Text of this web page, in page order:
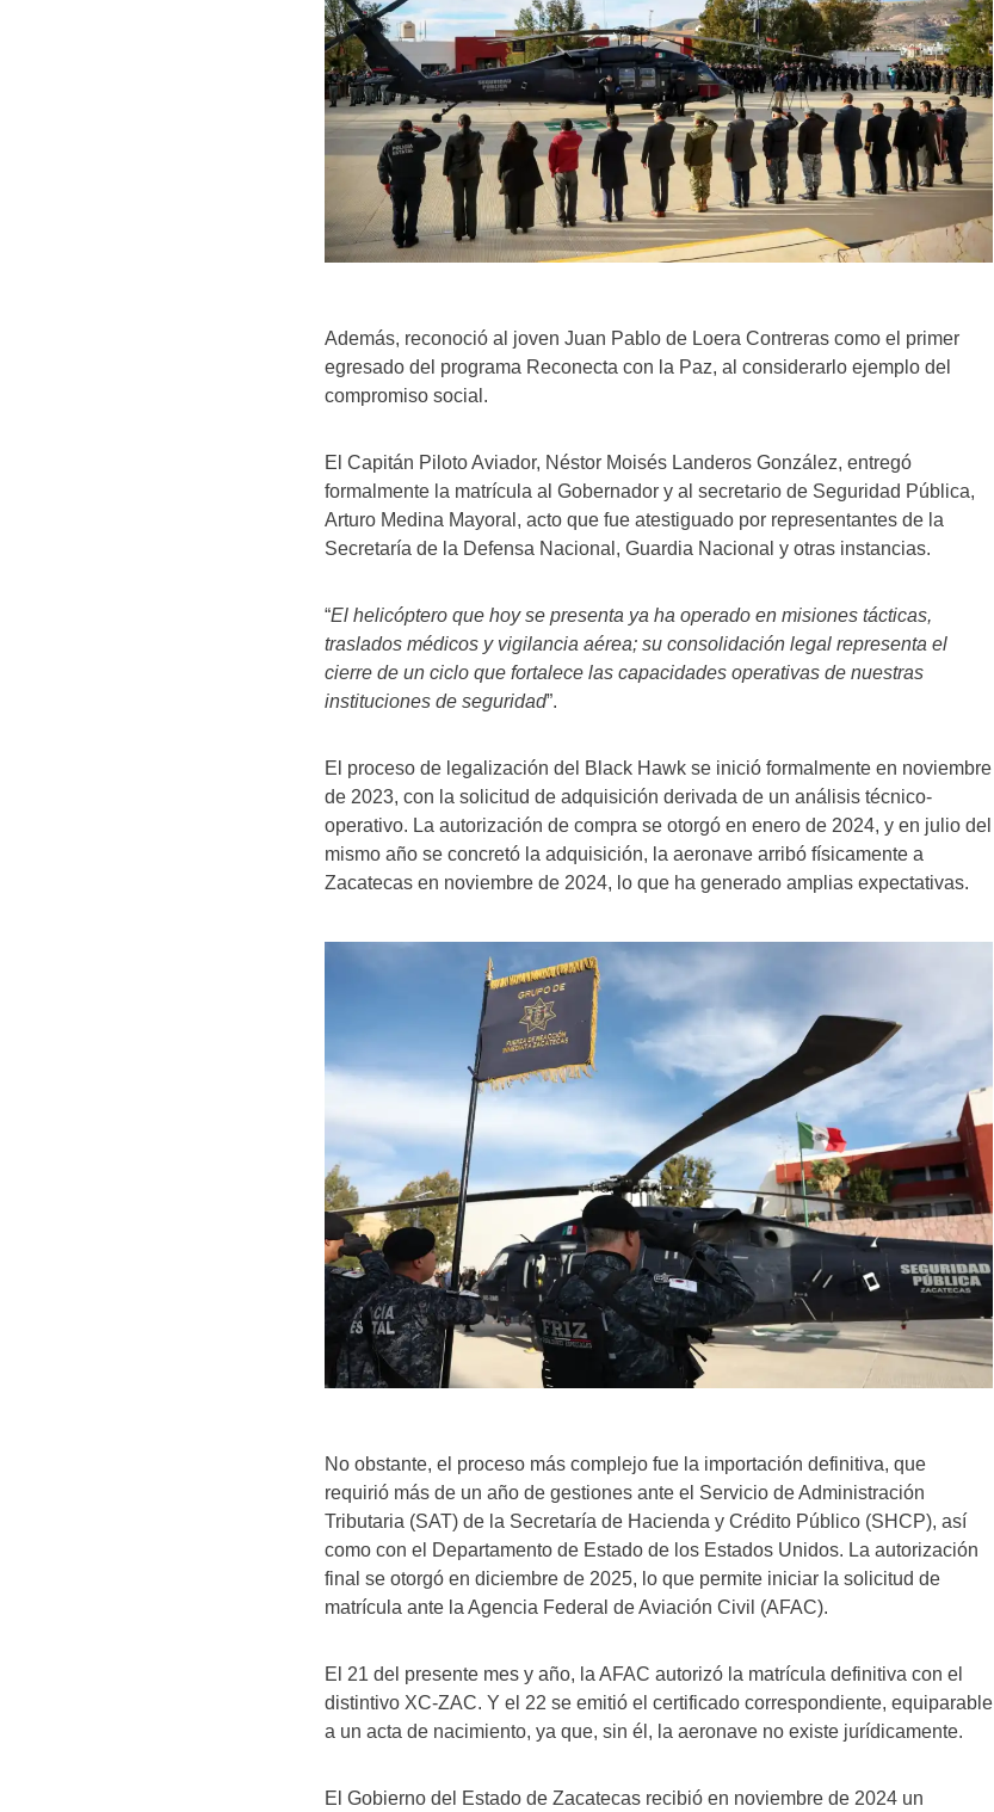
Además, reconoció al joven Juan Pablo de Loera Contreras como el primer
egresado del programa Reconecta con la Paz, al considerarlo ejemplo del
compromiso social.
El Capitán Piloto Aviador, Néstor Moisés Landeros González, entregó
formalmente la matrícula al Gobernador y al secretario de Seguridad Pública,
Arturo Medina Mayoral, acto que fue atestiguado por representantes de la
Secretaría de la Defensa Nacional, Guardia Nacional y otras instancias.
“El helicóptero que hoy se presenta ya ha operado en misiones tácticas,
traslados médicos y vigilancia aérea; su consolidación legal representa el
cierre de un ciclo que fortalece las capacidades operativas de nuestras
instituciones de seguridad”.
El proceso de legalización del Black Hawk se inició formalmente en noviembre
de 2023, con la solicitud de adquisición derivada de un análisis técnico-
operativo. La autorización de compra se otorgó en enero de 2024, y en julio del
mismo año se concretó la adquisición, la aeronave arribó físicamente a
Zacatecas en noviembre de 2024, lo que ha generado amplias expectativas.
No obstante, el proceso más complejo fue la importación definitiva, que
requirió más de un año de gestiones ante el Servicio de Administración
Tributaria (SAT) de la Secretaría de Hacienda y Crédito Público (SHCP), así
como con el Departamento de Estado de los Estados Unidos. La autorización
final se otorgó en diciembre de 2025, lo que permite iniciar la solicitud de
matrícula ante la Agencia Federal de Aviación Civil (AFAC).
El 21 del presente mes y año, la AFAC autorizó la matrícula definitiva con el
distintivo XC-ZAC. Y el 22 se emitió el certificado correspondiente, equiparable
a un acta de nacimiento, ya que, sin él, la aeronave no existe jurídicamente.
El Gobierno del Estado de Zacatecas recibió en noviembre de 2024 un